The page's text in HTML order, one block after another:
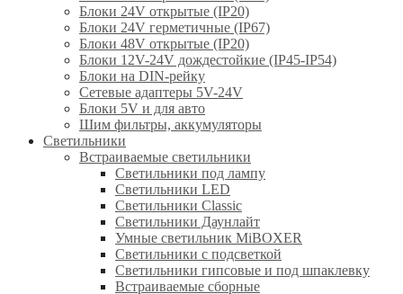
Блоки 24V открытые (IP20)
Блоки 24V герметичные (IP67)
Блоки 48V открытые (IP20)
Блоки 12V-24V дождестойкие (IP45-IP54)
Блоки на DIN-рейку
Сетевые адаптеры 5V-24V
Блоки 5V и для авто
Шим фильтры, аккумуляторы
Светильники
Встраиваемые светильники
Светильники под лампу
Светильники LED
Светильники Classic
Светильники Даунлайт
Умные светильник MiBOXER
Светильники с подсветкой
Светильники гипсовые и под шпаклевку
Встраиваемые сборные